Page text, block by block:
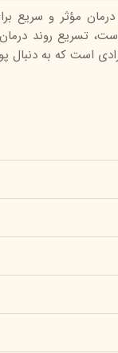
درمان مؤثر و سریع
تسریع روند درمان
است که به دنبال